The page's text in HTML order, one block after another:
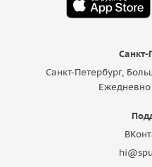
Санкт-
Санкт-Петербург,